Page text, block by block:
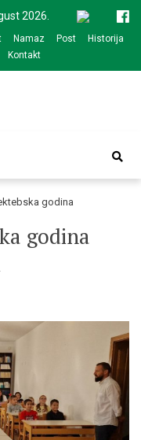
2026.
Namaz Post
Historija
Kontakt
godina
godina